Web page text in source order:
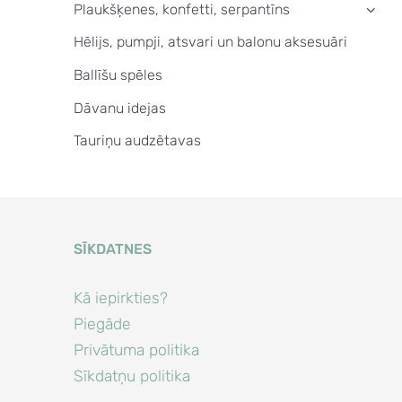
Plaukšķenes, konfetti, serpantīns
›
Hēlijs, pumpji, atsvari un balonu aksesuāri
Ballīšu spēles
Dāvanu idejas
Tauriņu audzētavas
SĪKDATNES
Kā iepirkties?
Piegāde
Privātuma politika
Sīkdatņu politika